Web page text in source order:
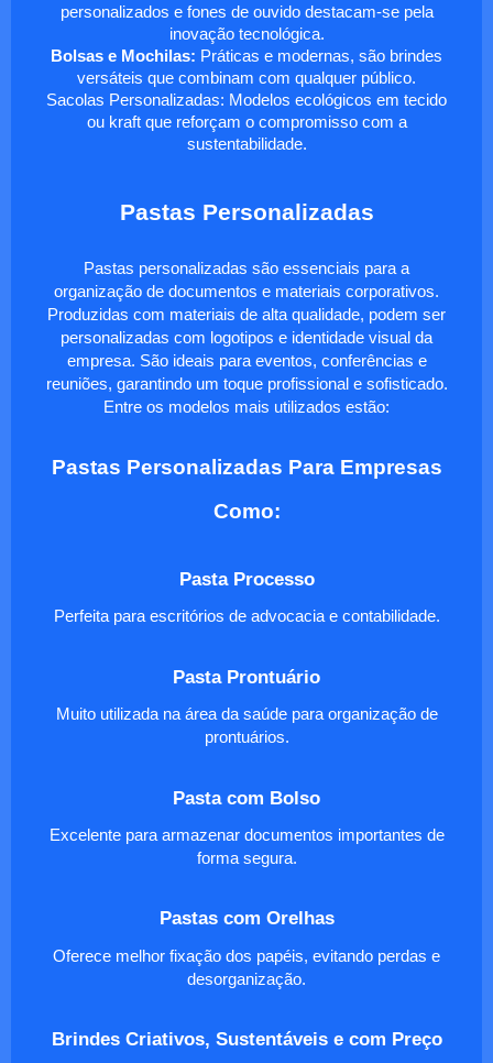
personalizados e fones de ouvido destacam-se pela
inovação tecnológica.
Bolsas e Mochilas: Práticas e modernas, são brindes
versáteis que combinam com qualquer público.
Sacolas Personalizadas: Modelos ecológicos em tecido
ou kraft que reforçam o compromisso com a
sustentabilidade.
Pastas Personalizadas
Pastas personalizadas são essenciais para a
organização de documentos e materiais corporativos.
Produzidas com materiais de alta qualidade, podem ser
personalizadas com logotipos e identidade visual da
empresa. São ideais para eventos, conferências e
reuniões, garantindo um toque profissional e sofisticado.
Entre os modelos mais utilizados estão:
Pastas Personalizadas Para Empresas
Como:
Pasta Processo
Perfeita para escritórios de advocacia e contabilidade.
Pasta Prontuário
Muito utilizada na área da saúde para organização de
prontuários.
Pasta com Bolso
Excelente para armazenar documentos importantes de
forma segura.
Pastas com Orelhas
Oferece melhor fixação dos papéis, evitando perdas e
desorganização.
Brindes Criativos, Sustentáveis e com Preço